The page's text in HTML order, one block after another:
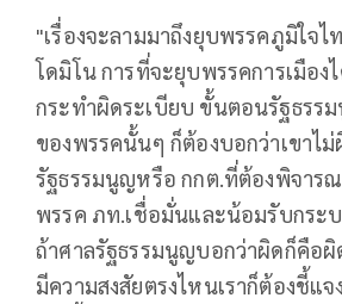
"เรื่องจะลามมาถึงยุบพรรคภูมิใจไ
โดมิโน การที่จะยุบพรรคการเมือง
กระทำผิดระเบียบ ขั้นตอนรัฐธรร
ของพรรคนั้นๆ ก็ต้องบอกว่าเขาไ
รัฐธรรมนูญหรือ กกต.ที่ต้องพิจาร
พรรค ภท.เชื่อมั่นและน้อมรับกระ
ถ้าศาลรัฐธรรมนูญบอกว่าผิดก็คือผิ
มีความสงสัยตรงไหนเราก็ต้องชี้แ